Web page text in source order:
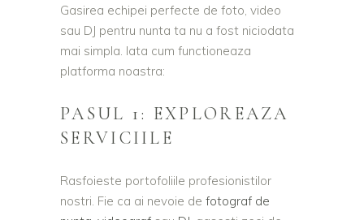
Gasirea echipei perfecte de foto, video
sau DJ pentru nunta ta nu a fost niciodata
mai simpla. Iata cum functioneaza
platforma noastra:
PASUL 1: EXPLOREAZA
SERVICIILE
Rasfoieste portofoliile profesionistilor
nostri. Fie ca ai nevoie de fotograf de